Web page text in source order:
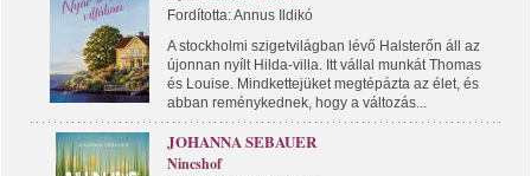
Fordította: Annus Ildikó
A stockholmi szigetvilágban lévő Halsterőn áll az
újonnan nyílt Hilda-villa. Itt vállal munkát Thomas
és Louise. Mindkettejüket megtépázta az élet, és
abban reménykednek, hogy a változás...
JOHANNA SEBAUER
Nincshof